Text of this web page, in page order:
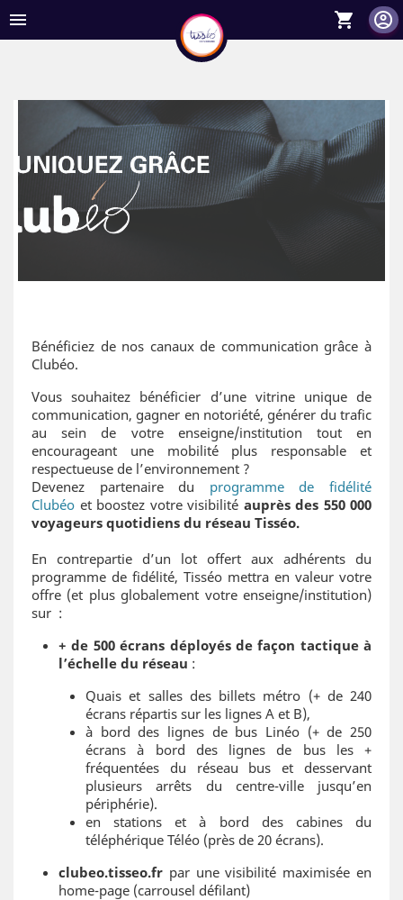
 shopping_cart
Bénéficiez de nos canaux de communication grâce à
Clubéo.
Vous souhaitez bénéficier d’une vitrine unique de
communication, gagner en notoriété, générer du trafic
au sein de votre enseigne/institution tout en
encourageant une mobilité plus responsable et
respectueuse de l’environnement ?
Devenez partenaire du programme de fidélité
Clubéo et boostez votre visibilité auprès des 550 000
voyageurs quotidiens du réseau Tisséo.
En contrepartie d’un lot offert aux adhérents du
programme de fidélité, Tisséo mettra en valeur votre
offre (et plus globalement votre enseigne/institution)
sur :
+ de 500 écrans déployés de façon tactique à
l’échelle du réseau :
Quais et salles des billets métro (+ de 240
écrans répartis sur les lignes A et B),
à bord des lignes de bus Linéo (+ de 250
écrans à bord des lignes de bus les +
fréquentées du réseau bus et desservant
plusieurs arrêts du centre-ville jusqu’en
périphérie).
en stations et à bord des cabines du
téléphérique Téléo (près de 20 écrans).
clubeo.tisseo.fr par une visibilité maximisée en
home-page (carrousel défilant)